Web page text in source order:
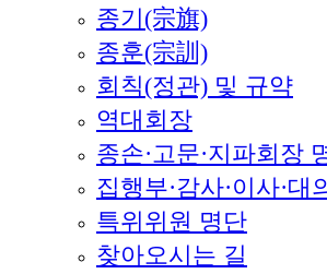
종기(宗旗)
종훈(宗訓)
회칙(정관) 및 규약
역대회장
종손·고문·지파회장
집행부·감사·이사·대
특위위원 명단
찾아오시는 길